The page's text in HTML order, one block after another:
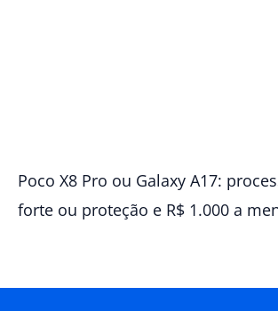
Poco X8 Pro ou Galaxy A17:
forte ou proteção e R$ 1.000 a